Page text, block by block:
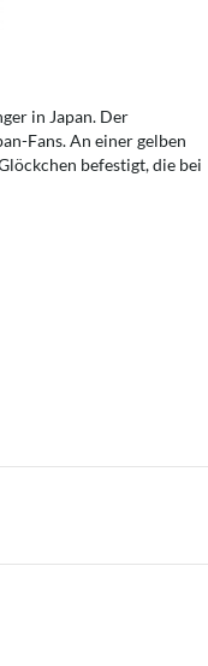
in Japan. Der
Fans. An einer gelben
befestigt, die bei